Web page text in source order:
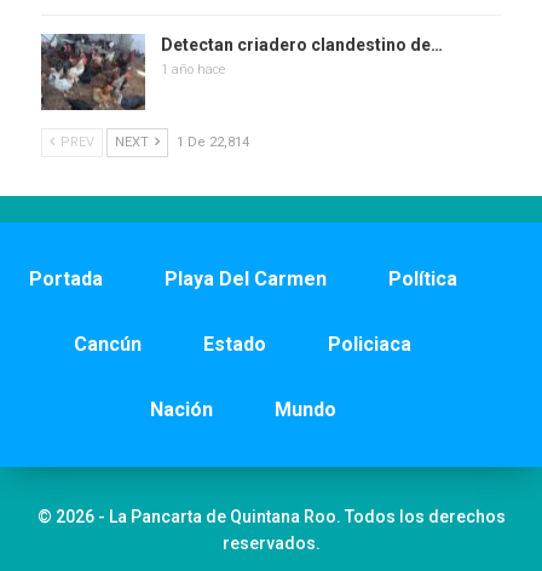
Detectan criadero clandestino de…
1 año hace
PREV NEXT 1 De 22,814
Portada Playa Del Carmen Política
Cancún Estado Policiaca
Nación Mundo
© 2026 - La Pancarta de Quintana Roo. Todos los derechos
reservados.